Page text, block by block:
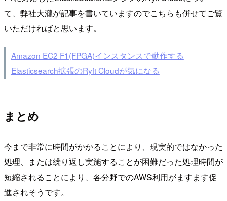
て、弊社大瀧が記事を書いていますのでこちらも併せてご覧
いただければと思います。
Amazon EC2 F1(FPGA)インスタンスで動作する
Elasticsearch拡張のRyft Cloudが気になる
まとめ
今まで非常に時間がかかることにより、現実的ではなかった
処理、または繰り返し実施することが困難だった処理時間が
短縮されることにより、各分野でのAWS利用がますます促
進されそうです。